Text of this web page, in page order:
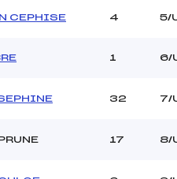
:CEPHISE 4 5/
1 6/
32 7/
17 8/